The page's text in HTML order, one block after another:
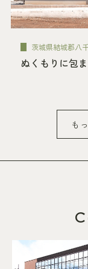
茨城県結城郡八
ぬくもりに包
も